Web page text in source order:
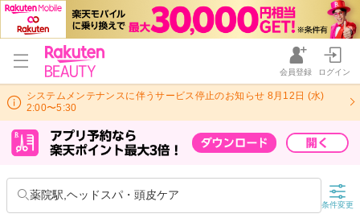
会員登録 ログイン
システムメンテナンスに伴うサービス停止のお知らせ 8月12日 (水)
2:00〜5:30
薬院駅,ヘッドスパ・頭皮ケア
条件変更